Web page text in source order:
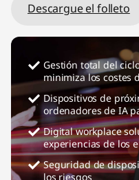
Descargue el folleto
Gestión total del
minimiza los costes
Dispositivos de
ordenadores de IA
Digital workplace
experiencias de los
Seguridad de
los riesgos